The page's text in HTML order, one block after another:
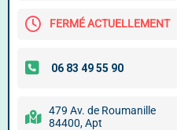
FERMÉ ACTUELLEMENT
479 Av. de Roumanille
84400, Apt